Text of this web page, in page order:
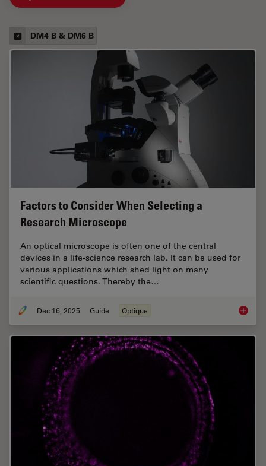
DM4 B & DM6 B
Factors to Consider When Selecting a
Research Microscope
An optical microscope is often one of the central
devices in a life-science research lab. It can be used for
various applications which shed light on many
scientific questions. Thereby the…
Dec 16, 2025 Guide Optique Factors